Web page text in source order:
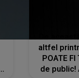
altfel
POATE FI
de public!